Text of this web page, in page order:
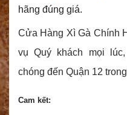
hãng đúng giá.
Cửa Hàng Xì Gà Chính
vụ Quý khách mọi
chóng đến Quận 12
Cam kết: